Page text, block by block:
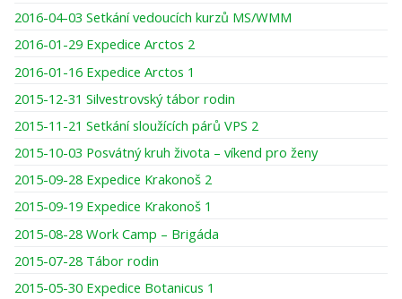
2016-04-03 Setkání vedoucích kurzů MS/WMM
2016-01-29 Expedice Arctos 2
2016-01-16 Expedice Arctos 1
2015-12-31 Silvestrovský tábor rodin
2015-11-21 Setkání sloužících párů VPS 2
2015-10-03 Posvátný kruh života – víkend pro ženy
2015-09-28 Expedice Krakonoš 2
2015-09-19 Expedice Krakonoš 1
2015-08-28 Work Camp – Brigáda
2015-07-28 Tábor rodin
2015-05-30 Expedice Botanicus 1